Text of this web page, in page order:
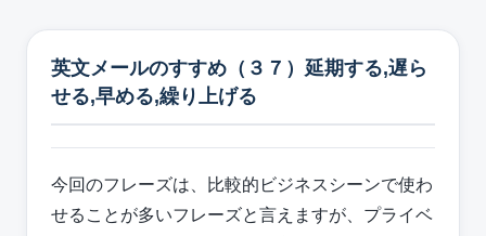
英文メールのすすめ（３７）延期する,遅ら
せる,早める,繰り上げる
今回のフレーズは、比較的ビジネスシーンで使わ
せることが多いフレーズと言えますが、プライベ